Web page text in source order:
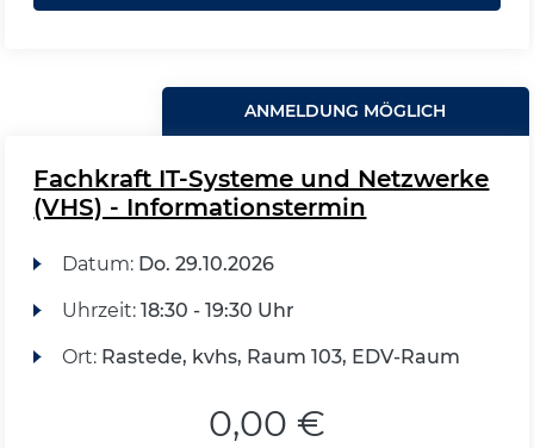
ANMELDUNG MÖGLICH
Fachkraft IT-Systeme und Netzwerke
(VHS) - Informationstermin
Datum: Do. 29.10.2026
Uhrzeit: 18:30 - 19:30 Uhr
Ort: Rastede, kvhs, Raum 103, EDV-Raum
0,00 €